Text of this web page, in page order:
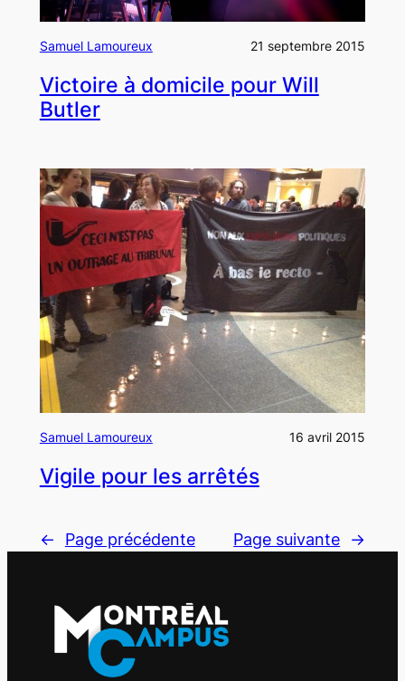
Samuel Lamoureux 21 septembre 2015
Victoire à domicile pour Will
Butler
Samuel Lamoureux 16 avril 2015
Vigile pour les arrêtés
← Page précédente Page suivante →